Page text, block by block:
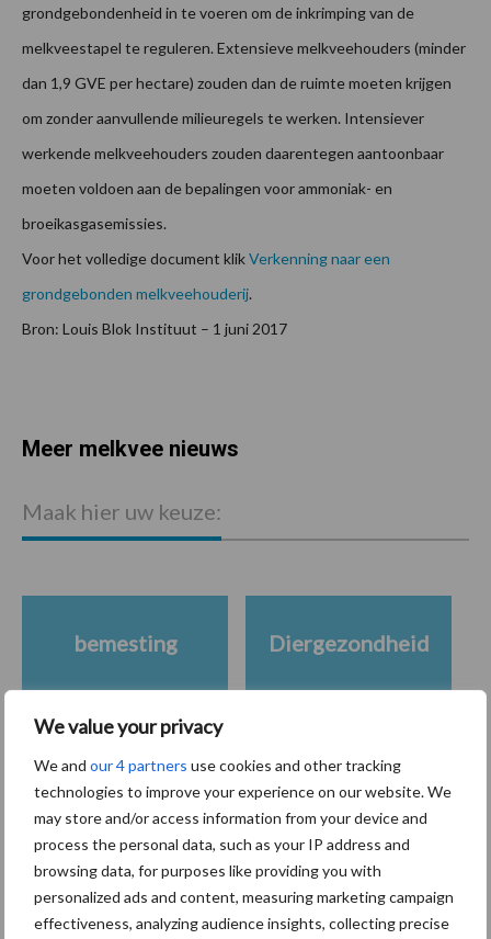
We value your privacy
We and our 4 partners use cookies and other tracking
technologies to improve your experience on our website. We
may store and/or access information from your device and
process the personal data, such as your IP address and
browsing data, for purposes like providing you with
personalized ads and content, measuring marketing campaign
effectiveness, analyzing audience insights, collecting precise
grondgebondenheid in te voeren om de inkrimping van de
melkveestapel te reguleren. Extensieve melkveehouders (minder
dan 1,9 GVE per hectare) zouden dan de ruimte moeten krijgen
om zonder aanvullende milieuregels te werken. Intensiever
werkende melkveehouders zouden daarentegen aantoonbaar
moeten voldoen aan de bepalingen voor ammoniak- en
broeikasgasemissies.
Voor het volledige document klikVerkenning naar een
grondgebonden melkveehouderij.
Bron: Louis Blok Instituut – 1 juni 2017
Meer melkvee nieuws
Maak hier uw keuze:
bemesting Diergezondheid
Gerelateerde artikelen
De speenhuid: een vaak